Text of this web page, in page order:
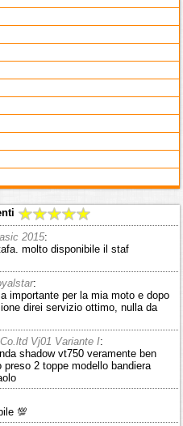
2015:
molto disponibile il staf
:
importante per la mia moto e dopo
direi servizio ottimo, nulla da
Vj01 Variante I:
shadow vt750 veramente ben
2 toppe modello bandiera
💯